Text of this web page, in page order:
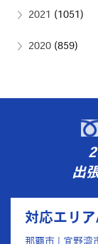
2021 (1051)
2020 (859)
出
対応エリ